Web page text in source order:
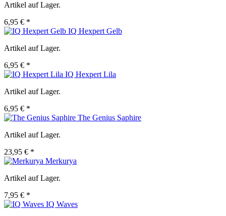
Artikel auf Lager.
6,95 € *
IQ Hexpert Gelb
Artikel auf Lager.
6,95 € *
IQ Hexpert Lila
Artikel auf Lager.
6,95 € *
The Genius Saphire
Artikel auf Lager.
23,95 € *
Merkurya
Artikel auf Lager.
7,95 € *
IQ Waves